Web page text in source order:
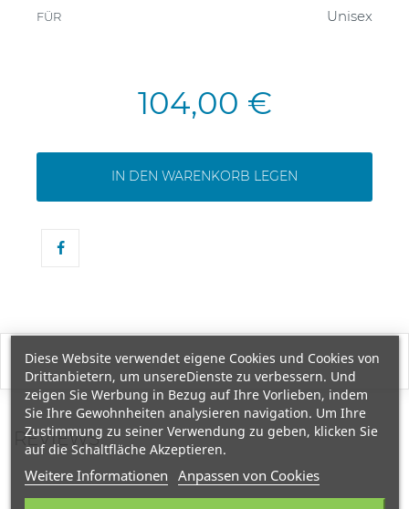
FÜR Unisex
104,00 €
IN DEN WARENKORB LEGEN
REVIEWS
Diese Website verwendet eigene Cookies und Cookies von
Drittanbietern, um unsereDienste zu verbessern. Und
zeigen Sie Werbung in Bezug auf Ihre Vorlieben, indem
Sie Ihre Gewohnheiten analysieren navigation. Um Ihre
Zustimmung zu seiner Verwendung zu geben, klicken Sie
auf die Schaltfläche Akzeptieren.
Weitere Informationen Anpassen von Cookies